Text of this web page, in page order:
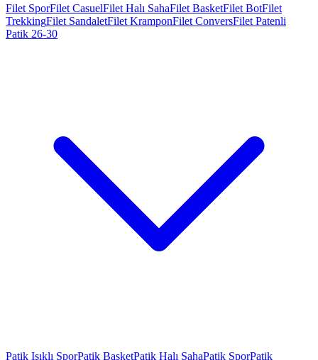
Filet SporFilet CasuelFilet Halı SahaFilet BasketFilet BotFilet
TrekkingFilet SandaletFilet KramponFilet ConversFilet Patenli
Patik 26-30
Patik Işıklı SporPatik BasketPatik Halı SahaPatik SporPatik